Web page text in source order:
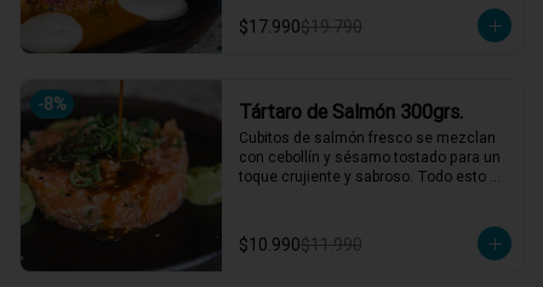
que eleva cada bocado. ¡Un clásico
reinventado que te hará volver por más!
*El peso neto corresponde al producto
en su presentación completa, salsas o
acompañamientos incluidos.
$17.990$19.790
-8% Tártaro de Salmón 300grs.
Cubitos de salmón fresco se mezclan
con cebollín y sésamo tostado para un
toque crujiente y sabroso. Todo esto
cilantro. ¡Un tártaro que combina
frescura y sabor en cada bocado! 🍣✨
$10.990$11.990